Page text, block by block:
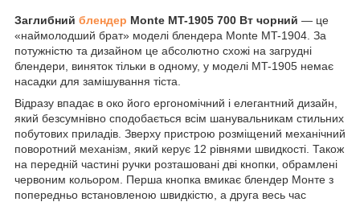
Заглибний блендер Monte MT-1905 700 Вт чорний — це
«наймолодший брат» моделі блендера Monte MT-1904. За
потужністю та дизайном це абсолютно схожі на загрудні
блендери, виняток тільки в одному, у моделі MT-1905 немає
насадки для замішування тіста.
Відразу впадає в око його ергономічний і елегантний дизайн,
який безсумнівно сподобається всім шанувальникам стильних
побутових приладів. Зверху пристрою розміщений механічний
поворотний механізм, який керує 12 рівнями швидкості. Також
на передній частині ручки розташовані дві кнопки, обрамлені
червоним кольором. Перша кнопка вмикає блендер Монте з
попередньо встановленою швидкістю, а друга весь час